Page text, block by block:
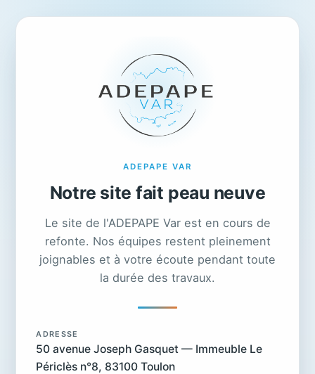
ADEPAPE VAR
Notre site fait peau neuve
Le site de l'ADEPAPE Var est en cours de
refonte. Nos équipes restent pleinement
joignables et à votre écoute pendant toute
la durée des travaux.
ADRESSE
50 avenue Joseph Gasquet — Immeuble Le
Périclès n°8, 83100 Toulon